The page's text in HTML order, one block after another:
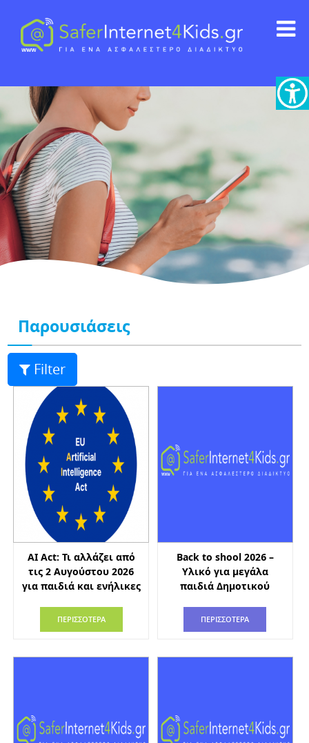
Παρουσιάσεις
Filter
AI Act: Τι αλλάζει από
τις 2 Αυγούστου 2026
για παιδιά και ενήλικες
ΠΕΡΙΣΣΟΤΕΡΑ
Back to shool 2026 –
Υλικό για μεγάλα
παιδιά Δημοτικού
ΠΕΡΙΣΣΟΤΕΡΑ